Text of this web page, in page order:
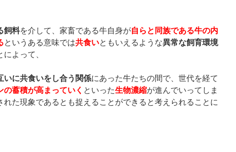
飼料を介して、家畜である牛自身が自らと同族である牛の内
というある意味では共食いともいえるような異常な飼育環境
よって、
いに共食いをし合う関係にあった牛たちの間で、世代を経て
の蓄積が高まっていく といった生物濃縮が進んでいってしま
れた現象であるとも捉えることができると考えられることに